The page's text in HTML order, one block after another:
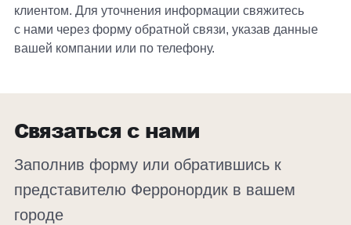
клиентом. Для уточнения информации свяжитесь
с нами через форму обратной связи, указав данные
вашей компании или по телефону.
Связаться с нами
Заполнив форму или обратившись к
представителю Ферронордик в вашем
городе